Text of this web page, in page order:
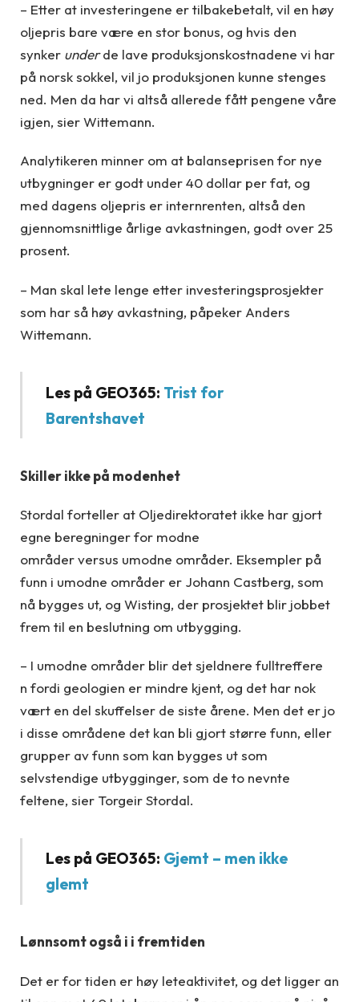
– Etter at investeringene er tilbakebetalt, vil en høy
oljepris bare være en stor bonus, og hvis den
synker underde lave produksjonskostnadene vi har
på norsk sokkel, vil jo produksjonen kunne stenges
ned. Men da har vi altså allerede fått pengene våre
igjen, sier Wittemann.
Analytikeren minner om at balanseprisen for nye
utbygninger er godt under 40 dollar per fat, og
med dagens oljepris er internrenten, altså den
gjennomsnittlige årlige avkastningen, godt over 25
prosent.
– Man skal lete lenge etter investeringsprosjekter
som har så høy avkastning, påpeker Anders
Wittemann.
Les på GEO365: Trist for
Barentshavet
Skiller ikke på modenhet
Stordal forteller at Oljedirektoratet ikke har gjort
egne beregninger for modne
områder versus umodne områder. Eksempler på
funn i umodne områder er Johann Castberg, som
nå bygges ut, og Wisting, der prosjektet blir jobbet
frem til en beslutning om utbygging.
– I umodne områder blir det sjeldnere fulltreffere
n fordi geologien er mindre kjent, og det har nok
vært en del skuffelser de siste årene. Men det er jo
i disse områdene det kan bli gjort større funn, eller
grupper av funn som kan bygges ut som
selvstendige utbygginger, som de to nevnte
feltene, sier Torgeir Stordal.
Les på GEO365: Gjemt – men ikke
glemt
Lønnsomt også i i fremtiden
Det er for tiden er høy leteaktivitet, og det ligger an